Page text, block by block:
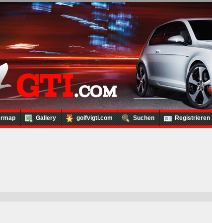
Gallery golfvigti.com Suchen Registrieren